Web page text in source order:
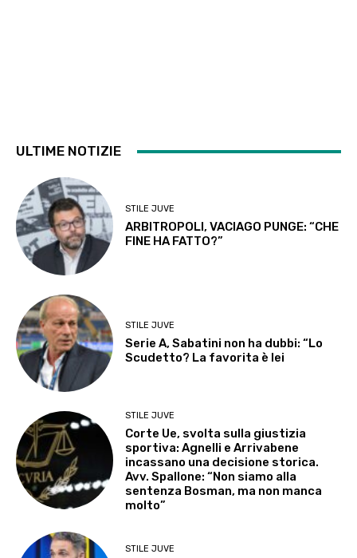
ULTIME NOTIZIE
STILE JUVE
ARBITROPOLI, VACIAGO PUNGE: “CHE
FINE HA FATTO?”
STILE JUVE
Serie A, Sabatini non ha dubbi: “Lo
Scudetto? La favorita è lei
STILE JUVE
Corte Ue, svolta sulla giustizia
sportiva: Agnelli e Arrivabene
incassano una decisione storica.
Avv. Spallone: “Non siamo alla
sentenza Bosman, ma non manca
molto”
STILE JUVE